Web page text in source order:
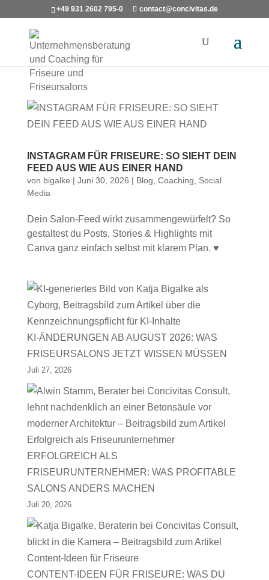
+49 931 2602 795-0 contact@concivitas.de
INSTAGRAM FÜR FRISEURE: SO SIEHT DEIN
FEED AUS WIE AUS EINER HAND
von bigalke | Juni 30, 2026 | Blog Coaching
Social
Media
Dein Salon-Feed wirkt zusammengewürfelt? So
gestaltest du Posts, Stories & Highlights mit
Canva ganz einfach selbst mit klarem Plan. ♥
KI-ÄNDERUNGEN AB AUGUST 2026: WAS
FRISEURSALONS JETZT WISSEN MÜSSEN
Juli 27, 2026
ERFOLGREICH ALS
FRISEURUNTERNEHMER: WAS PROFITABLE
SALONS ANDERS MACHEN
Juli 20, 2026
CONTENT-IDEEN FÜR FRISEURE: WAS DU